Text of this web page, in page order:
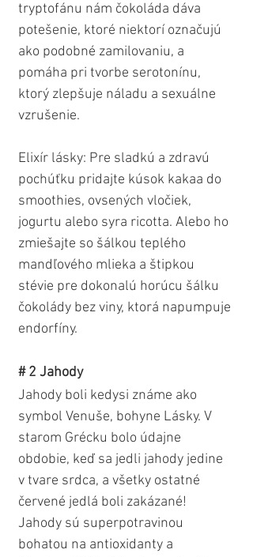
tryptofánu nám čokoláda dáva
potešenie, ktoré niektorí označujú
ako podobné zamilovaniu, a
pomáha pri tvorbe serotonínu,
ktorý zlepšuje náladu a sexuálne
vzrušenie.
Elixír lásky: Pre sladkú a zdravú
pochúťku pridajte kúsok kakaa do
smoothies, ovsených vločiek,
jogurtu alebo syra ricotta. Alebo ho
zmiešajte so šálkou teplého
mandľového mlieka a štipkou
stévie pre dokonalú horúcu šálku
čokolády bez viny, ktorá napumpuje
endorfíny.
# 2 Jahody
Jahody boli kedysi známe ako
symbol Venuše, bohyne Lásky. V
starom Grécku bolo údajne
obdobie, keď sa jedli jahody jedine
v tvare srdca, a všetky ostatné
červené jedlá boli zakázané!
Jahody sú superpotravinou
bohatou na antioxidanty a